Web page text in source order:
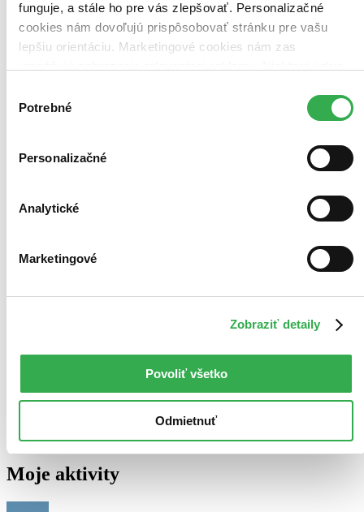
funguje, a stále ho pre vás zlepšovať. Personalizačné
cookies nám dovoľujú prispôsobovať stránku pre vašu
lepšiu orientáciu. Marketingové cookies nám zas
keby sme mohli používať všetky tieto cookies. Ďakujeme!
súhlasu
Potrebné
Personalizačné
Analytické
Marketingové
Zobraziť detaily
Povoliť všetko
Odmietnuť
Moje aktivity